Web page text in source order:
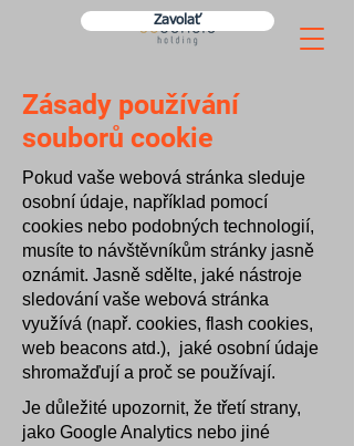
Zavolať
Zásady používání
souborů cookie
Pokud vaše webová stránka sleduje
osobní údaje, například pomocí
cookies nebo podobných technologií,
musíte to návštěvníkům stránky jasně
oznámit. Jasně sdělte, jaké nástroje
sledování vaše webová stránka
využívá (např. cookies, flash cookies,
web beacons atd.), jaké osobní údaje
shromažďují a proč se používají.
Je důležité upozornit, že třetí strany,
jako Google Analytics nebo jiné